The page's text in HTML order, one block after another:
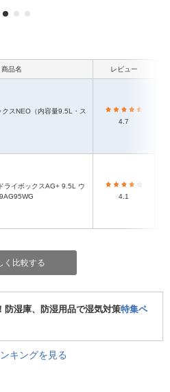
商品名 レビュー
4.7
4.1
く比較する
防湿庫、防湿用品で湿気対策特集ペ
キングを見る